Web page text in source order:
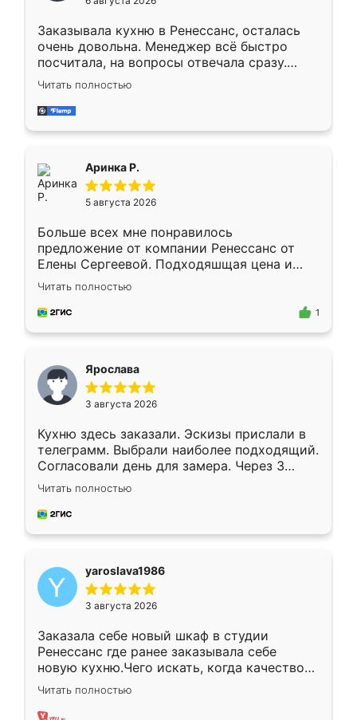
мебели буду заказывать только здесь.
Заказывала кухню в Ренессанс, осталась
очень довольна. Менеджер всё быстро
посчитала, на вопросы отвечала сразу.
Замерщик приехал в субботу, подошёл к
делу со всей ответственностью. Собрали
за день, ребята работали аккуратно, даже
Читать полностью
Аринка Р.
5 августа 2026
Больше всех мне понравилось
предложение от компании Ренессанс от
Елены Сергеевой. Подходяшщая цена и
короткие сроки изготовления. Приехавший
для замера сотрудник Владислав
предложил по моему эскизу самый
Читать полностью
1
Ярослава
3 августа 2026
Кухню здесь заказали. Эскизы прислали в
телеграмм. Выбрали наиболее подходящий.
Согласовали день для замера. Через 3
недели кухня была уже готова. Остались
довольны работой. Спасибо Ренессанс
мебель за качественную работу!
Читать полностью
yaroslava1986
3 августа 2026
Заказала себе новый шкаф в студии
Ренессанс где ранее заказывала себе
новую кухню.Чего искать, когда качеством
вполне довольна. Служит кухня уже почти
два года, нареканий нет.
Читать полностью